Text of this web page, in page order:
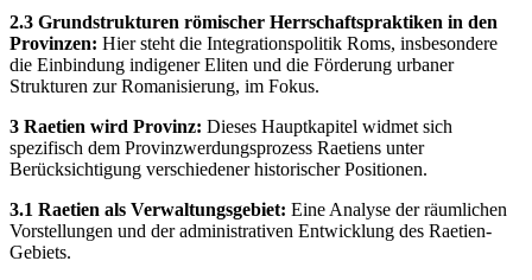
2.3 Grundstrukturen römischer Herrschaftspraktiken in den
Provinzen: Hier steht die Integrationspolitik Roms, insbesondere
die Einbindung indigener Eliten und die Förderung urbaner
Strukturen zur Romanisierung, im Fokus.
3 Raetien wird Provinz: Dieses Hauptkapitel widmet sich
spezifisch dem Provinzwerdungsprozess Raetiens unter
Berücksichtigung verschiedener historischer Positionen.
3.1 Raetien als Verwaltungsgebiet: Eine Analyse der räumlichen
Vorstellungen und der administrativen Entwicklung des Raetien-
Gebiets.